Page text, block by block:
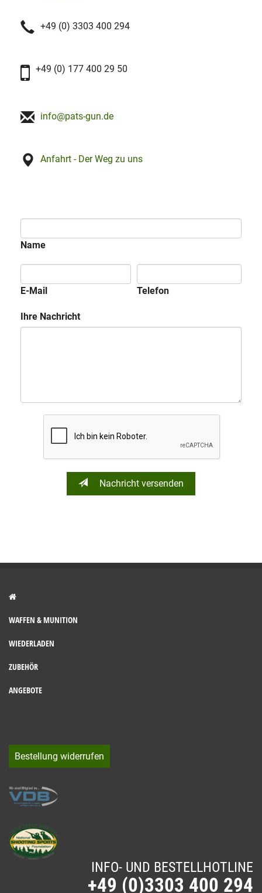
+49 (0) 3303 400 294
+49 (0) 177 400 29 50
info@pats-gun.de
Anfahrt - Der Weg zu uns
Name
E-Mail Telefon
Ihre Nachricht
Nachricht versenden
WAFFEN & MUNITION
WIEDERLADEN
ZUBEHÖR
ANGEBOTE
Bestellung widerrufen
INFO- UND BESTELLHOTLINE
+49 (0)3303 400 294